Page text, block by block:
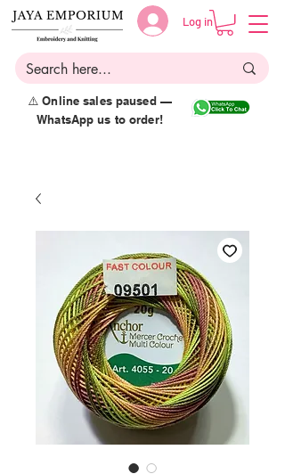
Log in
⚠️ Online sales paused —
WhatsApp us to order!